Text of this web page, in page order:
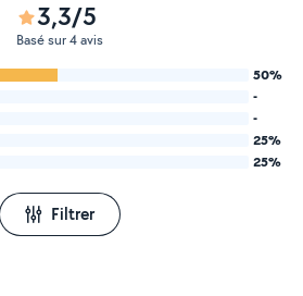
3,3/5
Basé sur 4 avis
50%
-
-
25%
25%
Filtrer